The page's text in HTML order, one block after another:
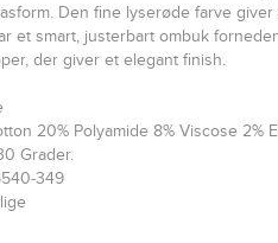
Den fine lyserøde farve
et smart, justerbart ombuk
der giver et elegant finish.
20% Polyamide 8% Viscose 2%
Grader.
349